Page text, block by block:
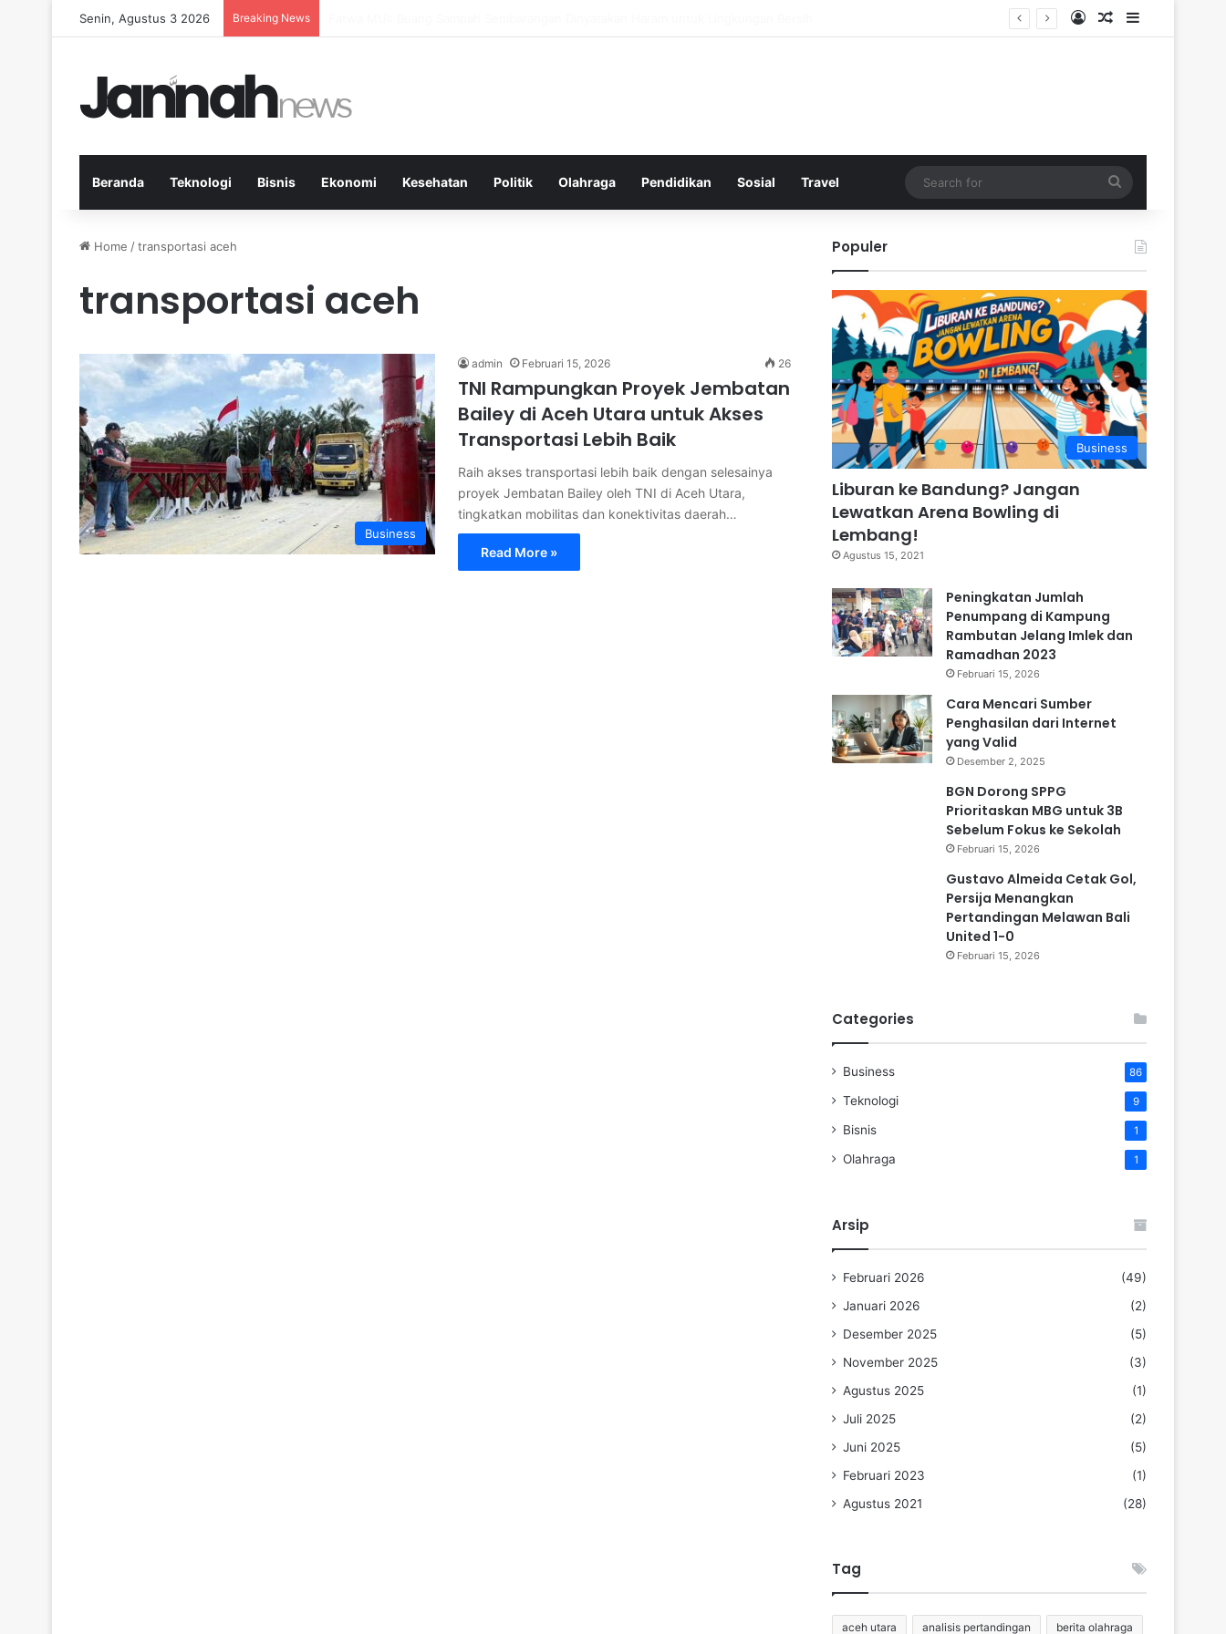
Senin, Agustus 3 2026 Breaking News Log InRandom Article
Sidebar
Beranda Teknologi Bisnis Ekonomi Kesehatan Politik Olahraga Pendidikan Sosial Travel
for
Home /transportasi aceh
transportasi aceh
Business
admin Februari 15, 2026 26
TNI Rampungkan Proyek Jembatan
Bailey di Aceh Utara untuk Akses
Transportasi Lebih Baik
Raih akses transportasi lebih baik dengan selesainya
proyek Jembatan Bailey oleh TNI di Aceh Utara,
tingkatkan mobilitas dan konektivitas daerah…
Read More »
Populer
Business
Liburan ke Bandung? Jangan
Lewatkan Arena Bowling di
Lembang!
Agustus 15, 2021
Peningkatan Jumlah
Penumpang di Kampung
Rambutan Jelang Imlek dan
Ramadhan 2023
Februari 15, 2026
Cara Mencari Sumber
Penghasilan dari Internet
yang Valid
Desember 2, 2025
BGN Dorong SPPG
Prioritaskan MBG untuk 3B
Sebelum Fokus ke Sekolah
Februari 15, 2026
Gustavo Almeida Cetak Gol,
Persija Menangkan
Pertandingan Melawan Bali
United 1-0
Februari 15, 2026
Categories
Business 86
Teknologi 9
Bisnis 1
Olahraga 1
Arsip
Februari 2026
(49)
Januari 2026
(2)
Desember 2025
(5)
November 2025
(3)
Agustus 2025
(1)
Juli 2025
(2)
Juni 2025
(5)
Februari 2023
(1)
Agustus 2021
(28)
Tag
aceh utara analisis pertandingan berita olahraga